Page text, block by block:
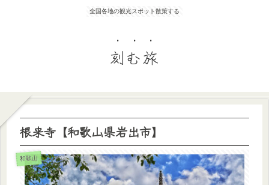
全国各地の観光スポット散策する
刻む旅
根来寺【和歌山県岩出市】
和歌山